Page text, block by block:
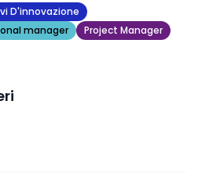
D'innovazione
manager
Project Manager